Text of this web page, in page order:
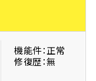
機能件：正常
修復歴：無